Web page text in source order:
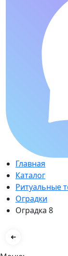
Главная
Каталог
Ритуальные
Оградки
Оградка 8